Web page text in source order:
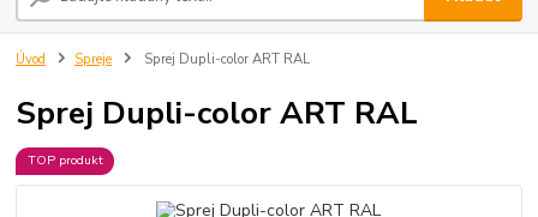
Úvod Spreje Sprej Dupli-color ART RAL
Sprej Dupli-color ART RAL
TOP produkt